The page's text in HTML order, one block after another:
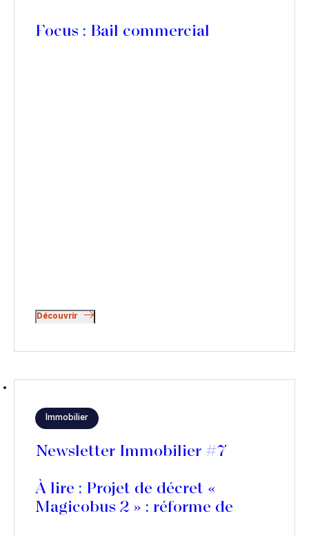
Focus : Bail commercial
Découvrir
Immobilier
Newsletter Immobilier #7
À lire : Projet de décret «
Magicobus 2 » : réforme de